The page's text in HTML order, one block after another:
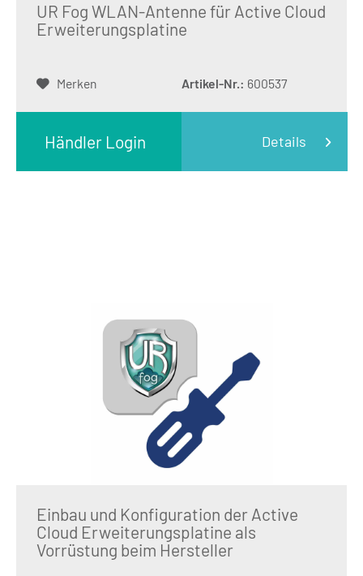
UR Fog WLAN-Antenne für Active Cloud
Erweiterungsplatine
Händler Login Details
Merken Artikel-Nr.: 600537
Einbau und Konfiguration der Active
Cloud Erweiterungsplatine als
Vorrüstung beim Hersteller